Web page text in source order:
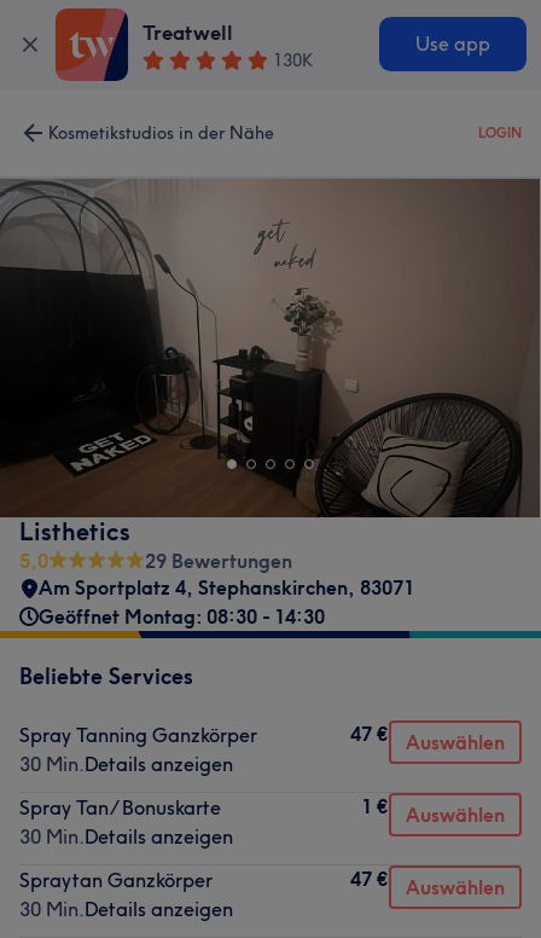
Treatwell
130K
Use app
Kosmetikstudios in der Nähe LOGIN
Listhetics
5,0
29 Bewertungen
Am Sportplatz 4, Stephanskirchen, 83071
Geöffnet Montag: 08:30 - 14:30
Beliebte Services
Spray Tanning Ganzkörper
30 Min.Details anzeigen
47 € Auswählen
Spray Tan/ Bonuskarte
30 Min.Details anzeigen
1 € Auswählen
Spraytan Ganzkörper
30 Min.Details anzeigen
47 € Auswählen